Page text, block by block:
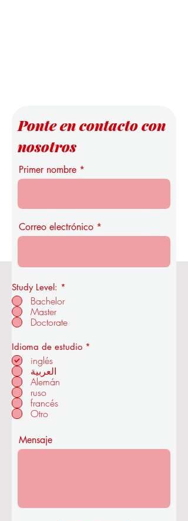
Real Academia de Economía y
Tecnología de la OUS
en ZÜRICH - SUIZA
Ponte en contacto con
nosotros
Primer nombre
Correo electrónico
Study Level: *
Bachelor
Master
Doctorate
Idioma de estudio *
inglés
العربية
Alemán
ruso
francés
Otro
Mensaje